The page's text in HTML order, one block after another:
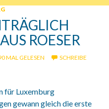
ROESER
MAL GELESEN
SCHREIBE
für Luxemburg
gewann gleich die erste